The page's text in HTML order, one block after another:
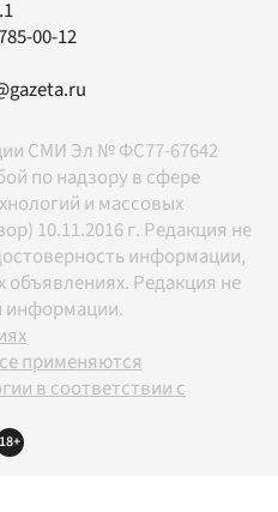
00-12
СМИ Эл № ФС77-67642
по надзору в сфере
и массовых
10.11.2016 г. Редакция не
информации,
Редакция не
информации.
применяются
в соответствии с
18+